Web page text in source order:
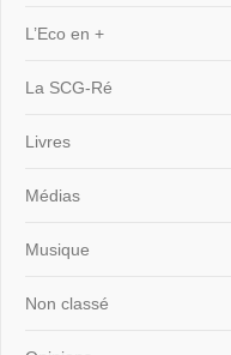
L’Eco en +
La SCG-Ré
Livres
Médias
Musique
Non classé